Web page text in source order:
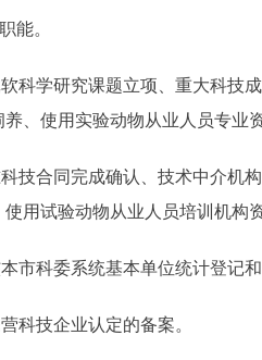
。
学研究课题立项、重大科技成
、使用实验动物从业人员专业
合同完成确认、技术中介机构
使用试验动物从业人员培训机构
科委系统基本单位统计登记和
技企业认定的备案。